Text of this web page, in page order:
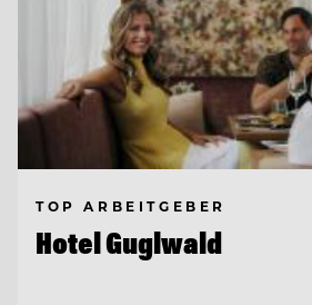
TOP ARBEITGEBER
Hotel Guglwald